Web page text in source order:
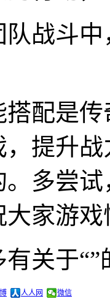
队战斗
配是
提升
多尝
家游戏
关于“”
人人网 微信